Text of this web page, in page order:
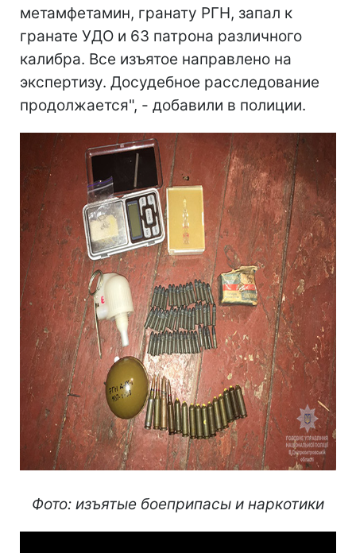
метамфетамин, гранату РГН, запал к
гранате УДО и 63 патрона различного
калибра. Все изъятое направлено на
экспертизу. Досудебное расследование
продолжается", - добавили в полиции.
Фото: изъятые боеприпасы и наркотики